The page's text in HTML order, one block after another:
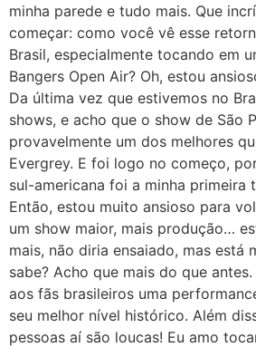
minha parede e tudo mais. Que
começar: como você vê esse
Brasil, especialmente tocando em
Bangers Open Air? Oh, estou
Da última vez que estivemos no
shows, e acho que o show de São
provavelmente um dos melhores
Evergrey. E foi logo no começo,
sul-americana foi a minha primeira
Então, estou muito ansioso para
um show maior, mais produção…
mais, não diria ensaiado, mas está
sabe? Acho que mais do que
aos fãs brasileiros uma
seu melhor nível histórico. Além
pessoas aí são loucas! Eu amo